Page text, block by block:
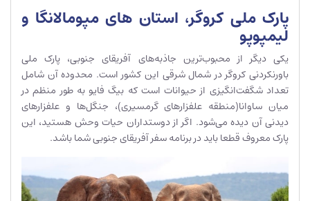
پارک ملی کروگر، استان های مپومالانگا و
لیمپوپو
یکی دیگر از محبوب‌ترین جاذبه‌های آفریقای جنوبی، پارک ملی
باورنکردنی کروگر در شمال شرقی این کشور است. محدوده آن شامل
تعداد شگفت‌انگیزی از حیوانات است که بیگ فایو به طور منظم در
میان ساوانا(منطقه علفزار‌های گرمسیری)، جنگل‌ها و علفزارهای
دیدنی آن دیده می‌شود. اگر از دوستداران حیات وحش هستید، این
پارک معروف قطعا باید در برنامه سفر آفریقای جنوبی شما باشد.